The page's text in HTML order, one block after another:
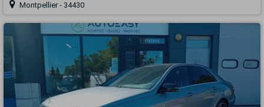
Montpellier - 34430